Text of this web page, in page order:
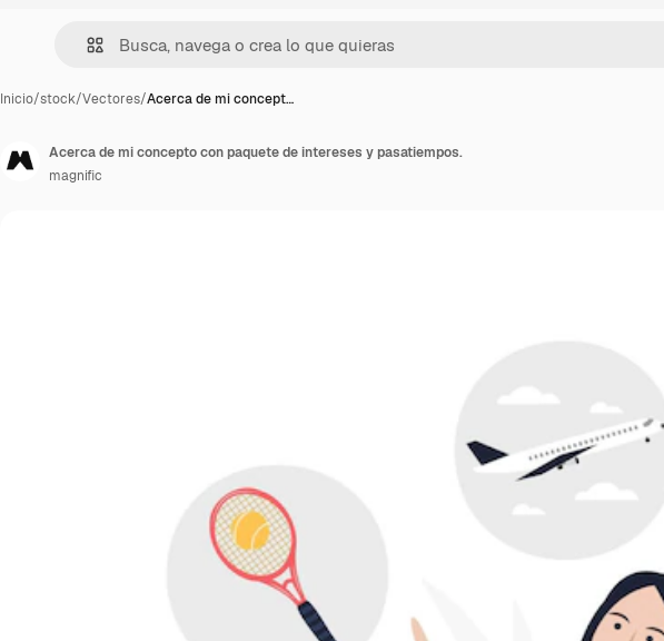
Inicio/stock/Vectores/Acerca de mi concept…
Acerca de mi concepto con paquete de intereses y pasatiempos.
magnific